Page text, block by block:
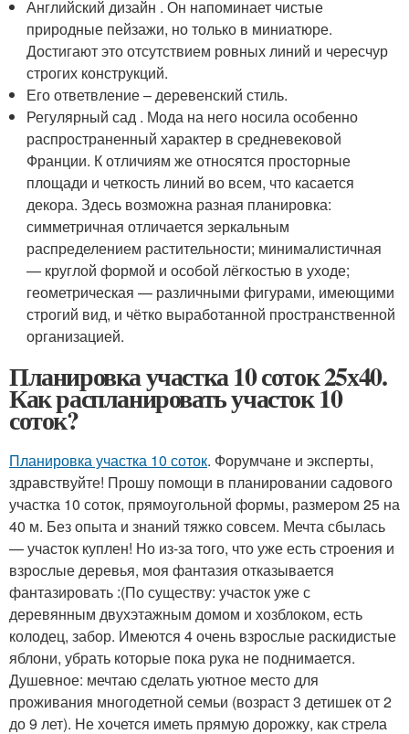
Английский дизайн . Он напоминает чистые
природные пейзажи, но только в миниатюре.
Достигают это отсутствием ровных линий и чересчур
строгих конструкций.
Его ответвление – деревенский стиль.
Регулярный сад . Мода на него носила особенно
распространенный характер в средневековой
Франции. К отличиям же относятся просторные
площади и четкость линий во всем, что касается
декора. Здесь возможна разная планировка:
симметричная отличается зеркальным
распределением растительности; минималистичная
— круглой формой и особой лёгкостью в уходе;
геометрическая — различными фигурами, имеющими
строгий вид, и чётко выработанной пространственной
организацией.
Планировка участка 10 соток 25х40.
Как распланировать участок 10
соток?
Планировка участка 10 соток. Форумчане и эксперты,
здравствуйте! Прошу помощи в планировании садового
участка 10 соток, прямоугольной формы, размером 25 на
40 м. Без опыта и знаний тяжко совсем. Мечта сбылась
— участок куплен! Но из-за того, что уже есть строения и
взрослые деревья, моя фантазия отказывается
фантазировать :(По существу: участок уже с
деревянным двухэтажным домом и хозблоком, есть
колодец, забор. Имеются 4 очень взрослые раскидистые
яблони, убрать которые пока рука не поднимается.
Душевное: мечтаю сделать уютное место для
проживания многодетной семьи (возраст 3 детишек от 2
до 9 лет). Не хочется иметь прямую дорожку, как стрела